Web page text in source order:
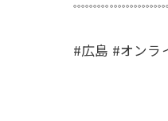
#広島 #オンラ